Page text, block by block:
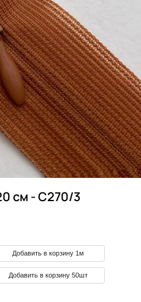
см - C270/3
Добавить в корзину 1м
Добавить в корзину 50шт